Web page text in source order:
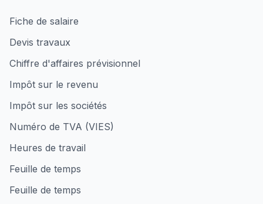
Fiche de salaire
Devis travaux
Chiffre d'affaires prévisionnel
Impôt sur le revenu
Impôt sur les sociétés
Numéro de TVA (VIES)
Heures de travail
Feuille de temps
Feuille de temps